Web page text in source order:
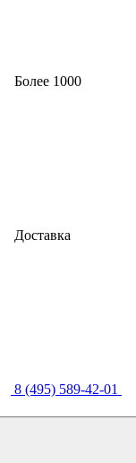
Более 1000
Доставка
8 (495) 589-42-01